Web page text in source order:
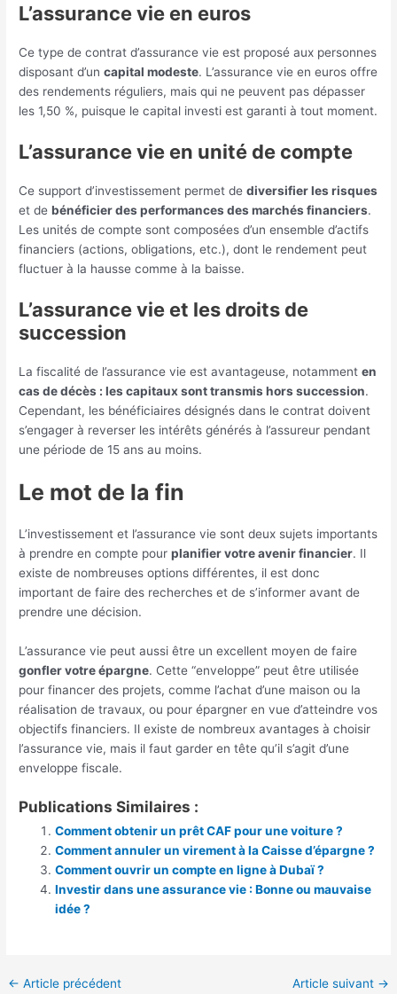
L’assurance vie en euros
Ce type de contrat d’assurance vie est proposé aux personnes
disposant d’uncapital modeste. L’assurance vie en euros offre
des rendements réguliers, mais qui ne peuvent pas dépasser
les 1,50 %, puisque le capital investi est garanti à tout moment.
L’assurance vie en unité de compte
Ce support d’investissement permet dediversifier les risques
et debénéficier des performances des marchés financiers.
Les unités de compte sont composées d’un ensemble d’actifs
financiers (actions, obligations, etc.), dont le rendement peut
fluctuer à la hausse comme à la baisse.
L’assurance vie et les droits de
succession
La fiscalité de l’assurance vie est avantageuse, notammenten
cas de décès : les capitaux sont transmis hors succession.
Cependant, les bénéficiaires désignés dans le contrat doivent
s’engager à reverser les intérêts générés à l’assureur pendant
une période de 15 ans au moins.
Le mot de la fin
L’investissement et l’assurance vie sont deux sujets importants
à prendre en compte pourplanifier votre avenir financier. Il
existe de nombreuses options différentes, il est donc
important de faire des recherches et de s’informer avant de
prendre une décision.
L’assurance vie peut aussi être un excellent moyen de faire
gonfler votre épargne. Cette “enveloppe” peut être utilisée
pour financer des projets, comme l’achat d’une maison ou la
réalisation de travaux, ou pour épargner en vue d’atteindre vos
objectifs financiers. Il existe de nombreux avantages à choisir
l’assurance vie, mais il faut garder en tête qu’il s’agit d’une
enveloppe fiscale.
Publications Similaires :
Comment obtenir un prêt CAF pour une voiture ?
Comment annuler un virement à la Caisse d’épargne ?
Comment ouvrir un compte en ligne à Dubaï ?
Investir dans une assurance vie : Bonne ou mauvaise
idée ?
Navigation
← Article précédent Article suivant →